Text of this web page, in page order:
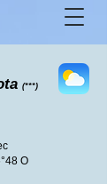
(***)
O